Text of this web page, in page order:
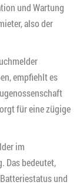
und Wartung
also der
empfiehlt es
für eine zügige
im
Das bedeutet,
und